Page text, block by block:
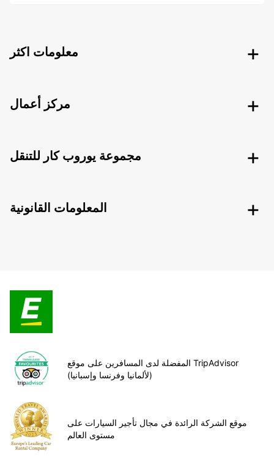
معلومات اكثر
مركز أعمال
مجموعة يوروب كار للتنقل
المعلومات القانونية
المفضلة لدى المسافرين على موقع TripAdvisor
(لألمانيا وفرنسا وإسبانيا)
موقع الشركة الرائدة في مجال تأجير السيارات على
مستوى العالم